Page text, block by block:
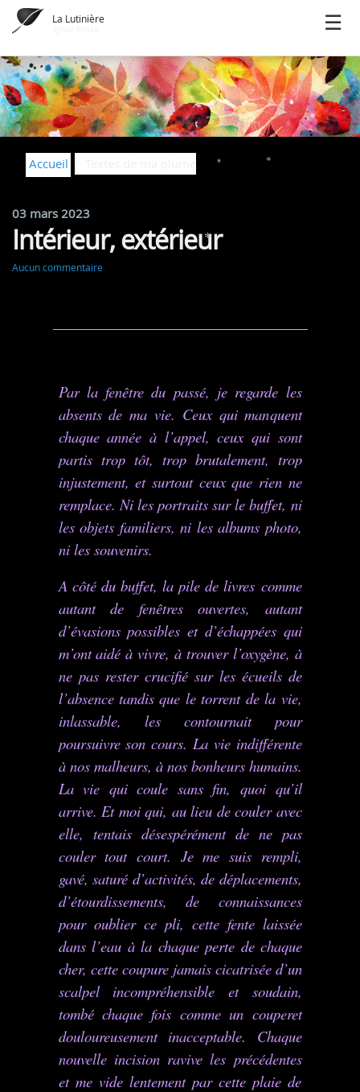
La Lutinière
Accueil
03 mars 2023
Intérieur, extérieur
Aucun commentaire
Par la fenêtre du passé, je regarde les
absents de ma vie. Ceux qui manquent
chaque année à l’appel, ceux qui sont
partis trop tôt, trop brutalement, trop
injustement, et surtout ceux que rien ne
remplace. Ni les portraits sur le buffet, ni
les objets familiers, ni les albums photo,
ni les souvenirs.
A côté du buffet, la pile de livres comme
autant de fenêtres ouvertes, autant
d’évasions possibles et d’échappées qui
m’ont aidé à vivre, à trouver l’oxygène, à
ne pas rester crucifié sur les écueils de
l’absence tandis que le torrent de la vie,
inlassable, les contournait pour
poursuivre son cours. La vie indifférente
à nos malheurs, à nos bonheurs humains.
La vie qui coule sans fin, quoi qu’il
arrive. Et moi qui, au lieu de couler avec
elle, tentais désespérément de ne pas
couler tout court. Je me suis rempli,
gavé, saturé d’activités, de déplacements,
d’étourdissements, de connaissances
pour oublier ce pli, cette fente laissée
dans l’eau à la chaque perte de chaque
cher, cette coupure jamais cicatrisée d’un
scalpel incompréhensible et soudain,
tombé chaque fois comme un couperet
douloureusement inacceptable. Chaque
nouvelle incision ravive les précédentes
et me vide lentement par cette plaie de